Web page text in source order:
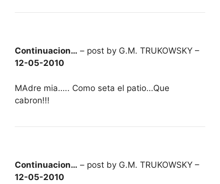
Continuacion… – post by G.M. TRUKOWSKY –
12-05-2010
MAdre mia….. Como seta el patio…Que
cabron!!!
Continuacion… – post by G.M. TRUKOWSKY –
12-05-2010